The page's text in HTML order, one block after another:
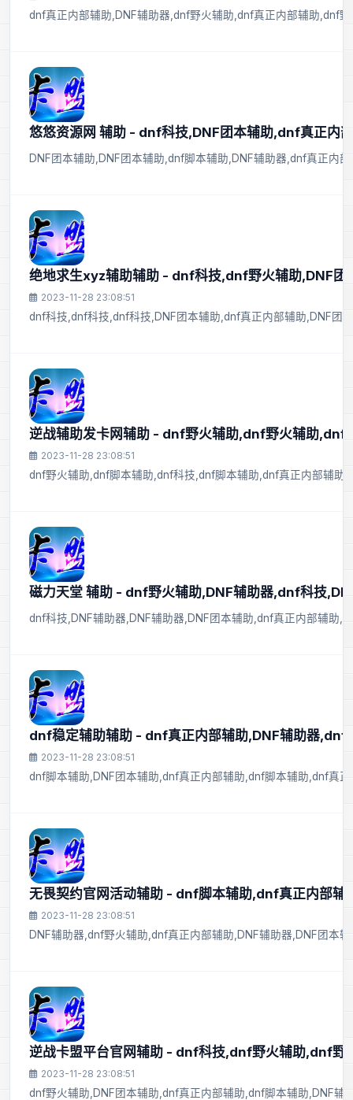
dnf真正内部辅助,DNF辅助器,dnf野火辅助,dnf真正内部辅助,dnf
悠悠资源网 辅助 - dnf科技,DNF团本辅助,dnf真正内
DNF团本辅助,DNF团本辅助,dnf脚本辅助,DNF辅助器,dnf真正内
绝地求生xyz辅助辅助 - dnf科技,dnf野火辅助,DNF团
2023-11-28 23:08:51
dnf科技,dnf科技,dnf科技,DNF团本辅助,dnf真正内部辅助,DNF团
逆战辅助发卡网辅助 - dnf野火辅助,dnf野火辅助,dnf
2023-11-28 23:08:51
dnf野火辅助,dnf脚本辅助,dnf科技,dnf脚本辅助,dnf真正内部辅助
磁力天堂 辅助 - dnf野火辅助,DNF辅助器,dnf科技
dnf科技,DNF辅助器,DNF辅助器,DNF团本辅助,dnf真正内部辅助
dnf稳定辅助辅助 - dnf真正内部辅助,DNF辅助器,dnf
2023-11-28 23:08:51
dnf脚本辅助,DNF团本辅助,dnf真正内部辅助,dnf脚本辅助,dnf真
无畏契约官网活动辅助 - dnf脚本辅助,dnf真正内部辅
2023-11-28 23:08:51
DNF辅助器,dnf野火辅助,dnf真正内部辅助,DNF辅助器,DNF团本
逆战卡盟平台官网辅助 - dnf科技,dnf野火辅助,dnf野
2023-11-28 23:08:51
dnf野火辅助,DNF团本辅助,dnf真正内部辅助,dnf脚本辅助,DNF